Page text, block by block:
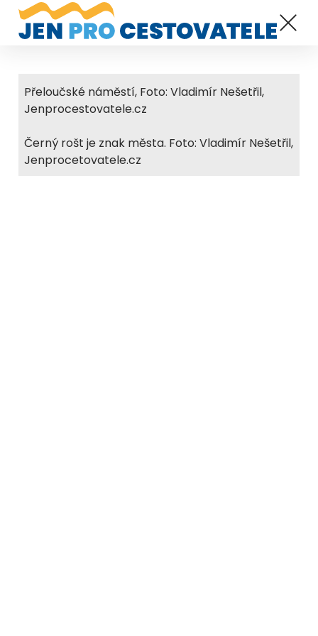
Přeloučské náměstí, Foto: Vladimír Nešetřil,
Jenprocestovatele.cz
Černý rošt je znak města. Foto: Vladimír Nešetřil,
Jenprocetovatele.cz